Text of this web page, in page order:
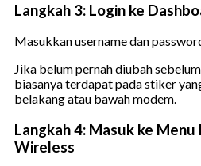
Langkah 3: Login ke
Masukkan username dan
Jika belum pernah diubah
biasanya terdapat pada stiker
belakang atau bawah modem.
Langkah 4: Masuk ke
Wireless